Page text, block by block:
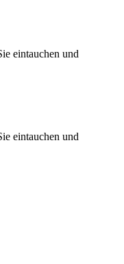
eintauchen und
eintauchen und